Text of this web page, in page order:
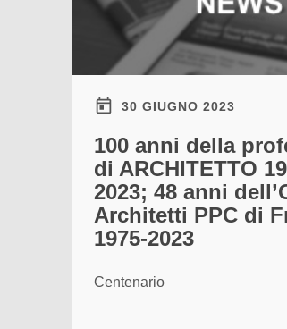
30 GIUGNO 2023
100 anni della
di ARCHITETTO
2023; 48 anni
Architetti PPC di
1975-2023
Centenario